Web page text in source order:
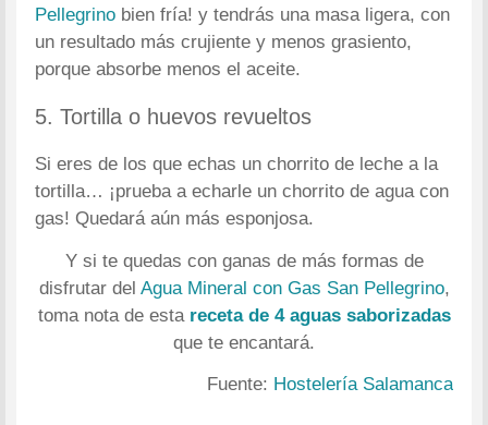
Pellegrino bien fría! y tendrás una masa ligera, con
un resultado más crujiente y menos grasiento,
porque absorbe menos el aceite.
5. Tortilla o huevos revueltos
Si eres de los que echas un chorrito de leche a la
tortilla… ¡prueba a echarle un chorrito de agua con
gas! Quedará aún más esponjosa.
Y si te quedas con ganas de más formas de
disfrutar del Agua Mineral con Gas San Pellegrino,
toma nota de esta receta de 4 aguas saborizadas
que te encantará.
Fuente: Hostelería Salamanca